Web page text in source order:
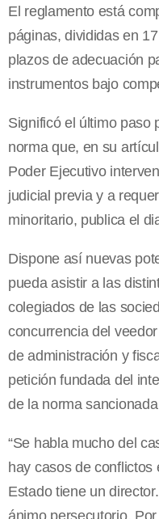
El reglamento está
páginas, divididas en
plazos de adecuación
instrumentos bajo
Significó el último paso
norma que, en su
Poder Ejecutivo
judicial previa y a
minoritario, publica el
Dispone así nuevas
pueda asistir a las
colegiados de las
concurrencia del
de administración y
petición fundada del
de la norma
“Se habla mucho del
hay casos de conflictos
Estado tiene un